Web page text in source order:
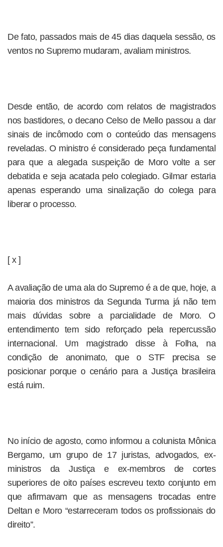
De fato, passados mais de 45 dias daquela sessão, os
ventos no Supremo mudaram, avaliam ministros.
Desde então, de acordo com relatos de magistrados
nos bastidores, o decano Celso de Mello passou a dar
sinais de incômodo com o conteúdo das mensagens
reveladas. O ministro é considerado peça fundamental
para que a alegada suspeição de Moro volte a ser
debatida e seja acatada pelo colegiado. Gilmar estaria
apenas esperando uma sinalização do colega para
liberar o processo.
[ x ]
A avaliação de uma ala do Supremo é a de que, hoje, a
maioria dos ministros da Segunda Turma já não tem
mais dúvidas sobre a parcialidade de Moro. O
entendimento tem sido reforçado pela repercussão
internacional. Um magistrado disse à Folha, na
condição de anonimato, que o STF precisa se
posicionar porque o cenário para a Justiça brasileira
está ruim.
No início de agosto, como informou a colunista Mônica
Bergamo, um grupo de 17 juristas, advogados, ex-
ministros da Justiça e ex-membros de cortes
superiores de oito países escreveu texto conjunto em
que afirmavam que as mensagens trocadas entre
Deltan e Moro “estarreceram todos os profissionais do
direito”.